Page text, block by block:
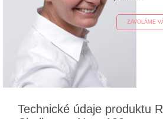
ZAVOLÁME
Technické údaje produktu